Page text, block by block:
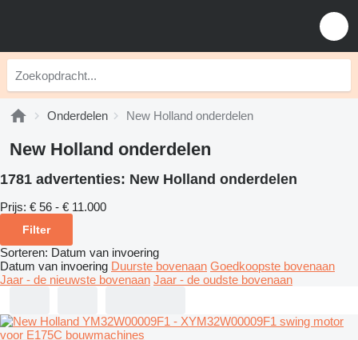
Onderdelen New Holland onderdelen
New Holland onderdelen
1781 advertenties: New Holland onderdelen
Prijs: € 56 - € 11.000
Filter
Sorteren: Datum van invoering
Datum van invoering Duurste bovenaan Goedkoopste bovenaan
Jaar - de nieuwste bovenaan Jaar - de oudste bovenaan